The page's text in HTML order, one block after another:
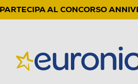
PARTECIPA AL CONCORSO